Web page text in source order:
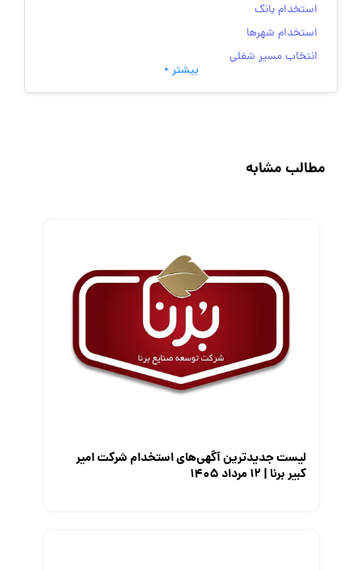
استخدام بانک
استخدام شهرها
انتخاب مسیر شغلی
به‌روزرسانی‌های سایت (کارجویی)
رزومه
گزارش‌های آماری
معرفی متخصصان منابع انسانی
بیشتر +
مطالب مشابه
لیست جدیدترین آگهی‌های استخدام شرکت امیر
کبیر برنا | ۱۲ مرداد ۱۴۰۵